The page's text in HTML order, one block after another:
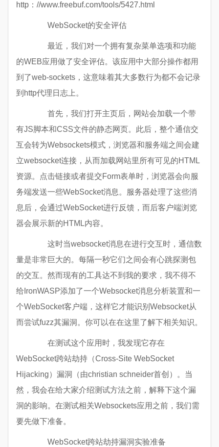
http：//www.freebuf.com/tools/5427.html
WebSocket的安全评估
最近，我们对一个拥有复杂菜单选项和功能
的WEB应用做了安全评估。该应用中大部分操作都用
到了web-sockets，这意味着其大多数行为都不会记录
到http代理日志上。
首先，我们打开主页后，网站会加载一个带
有JS脚本和CSS文件的静态网页。此后，整个通信交
互会转为Websockets模式，浏览器和服务端之间会建
立websocket连接，从而加载网站里所有可见的HTML
资源。点击链接或者提交Form表单时，浏览器会向服
务端发送一些WebSocket消息。服务器处理了这些消
息后，会通过WebSocket进行反馈，而后客户端浏览
器会展示新的HTML内容。
这时当websocket消息在进行交互时，通信数
量是非常巨大的。每隔一秒它们之间会有心跳探测包
的交互。然而现有的工具达不到我的要求，我不得不
给IronWASP添加了一个Websocket消息分析装置和一
个WebSocket客户端，这样它才能识别Websocket从
而尝试fuzz其漏洞。你可以在在这里了解下相关知识。
在测试这个应用时，我发现它存在
WebSocket跨站劫持（Cross-Site WebSocket
Hijacking）漏洞（由christian schneider首创）。当
然，我会在给大家介绍测试方法之前，解释下这个漏
洞的影响。在测试相关Websockets应用之前，我们需
要先做下准备。
WebSocket跨站劫持漏洞实验准备